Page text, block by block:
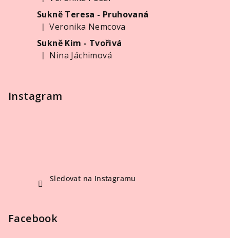
Hodnocení produktu je 5 z 5 hvězdiček.
Sukně Teresa - Pruhovaná
Hodnocení produktu je 5 z 5 hvězdiček.
|
Veronika Nemcova
Sukně Kim - Tvořivá
Hodnocení produktu je 5 z 5 hvězdiček.
| Nina Jáchimová
Instagram
Sledovat na Instagramu
Facebook